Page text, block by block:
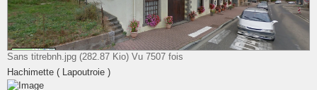
Sans titrebnh.jpg (282.87 Kio) Vu 7507 fois
Hachimette ( Lapoutroie )